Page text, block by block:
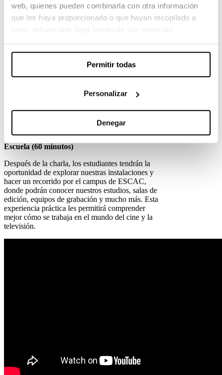
web, quienes pueden combinarla con otra información
que les haya proporcionado o que hayan recopilado a
Permitir todas
Personalizar
Denegar
1. Charla «Oficios del Audiovisual» o «La
Magia de Contar Historias» (90 minutos)
guionistas, productores, directores de fotografía,
diseñadores de sonido y muchos otros roles
de televisión. También pueden optar por la charla
cómo se construyen narrativamente las películas y
series para cautivar al espectador.
2. Tour Guiado por las Instalaciones de la
Escuela (60 minutos)
Después de la charla, los estudiantes tendrán la
oportunidad de explorar nuestras instalaciones y
hacer un recorrido por el campus de ESCAC,
donde podrán conocer nuestros estudios, salas de
edición, equipos de grabación y mucho más. Esta
experiencia práctica les permitirá comprender
mejor cómo se trabaja en el mundo del cine y la
televisión.